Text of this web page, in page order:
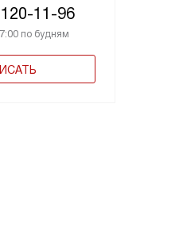
11-96
по будням